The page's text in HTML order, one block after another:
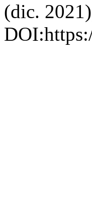
(dic.